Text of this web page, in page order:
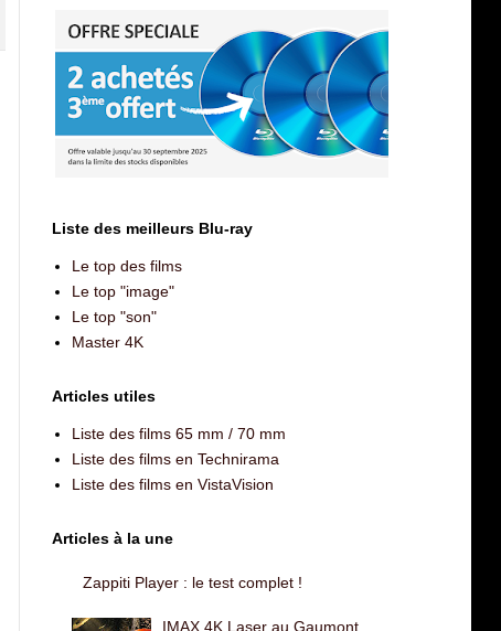
Liste des meilleurs Blu-ray
Le top des films
Le top "image"
Le top "son"
Master 4K
Articles utiles
Liste des films 65 mm / 70 mm
Liste des films en Technirama
Liste des films en VistaVision
Articles à la une
Zappiti Player : le test complet !
IMAX 4K Laser au Gaumont